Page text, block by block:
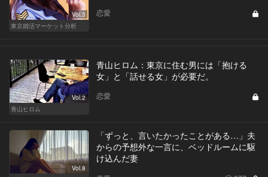
Vol.3
東京婚活マーケット分析
恋愛
Vol.2
青山ヒロム
青山ヒロム：東京に住む男には「抱ける
女」と「話せる女」が必要だ。
恋愛
Vol.8
「ずっと、言いたかったことがある…」夫
からの予想外な一言に、ベッドルームに駆
け込んだ妻